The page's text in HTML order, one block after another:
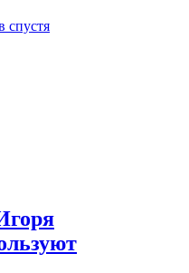
спустя